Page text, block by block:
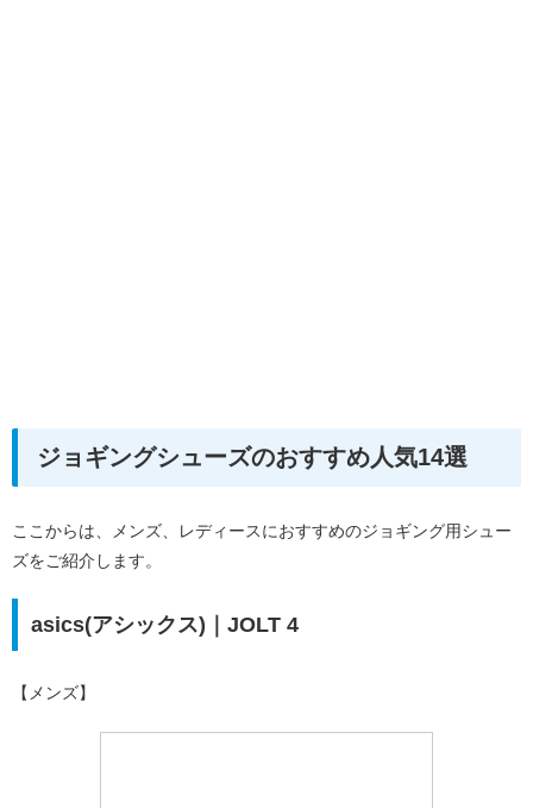
ジョギングシューズのおすすめ人気14選
ここからは、メンズ、レディースにおすすめのジョギング用シュー
ズをご紹介します。
asics(アシックス)｜JOLT 4
【メンズ】